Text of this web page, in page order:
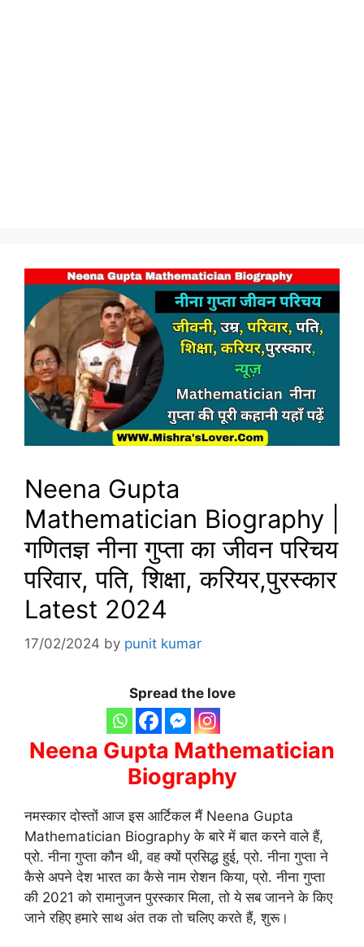
Neena Gupta
Mathematician Biography |
गणितज्ञ नीना गुप्ता का जीवन परिचय
परिवार, पति, शिक्षा, करियर,पुरस्कार
Latest 2024
17/02/2024 by punit kumar
Spread the love
Neena Gupta Mathematician
Biography
नमस्कार दोस्तों आज इस आर्टिकल मैं Neena Gupta
Mathematician Biography के बारे में बात करने वाले हैं,
प्रो. नीना गुप्ता कौन थी, वह क्यों प्रसिद्ध हुई, प्रो. नीना गुप्ता ने
कैसे अपने देश भारत का कैसे नाम रोशन किया, प्रो. नीना गुप्ता
की 2021 को रामानुजन पुरस्कार मिला, तो ये सब जानने के किए
जाने रहिए हमारे साथ अंत तक तो चलिए करते हैं, शुरू।